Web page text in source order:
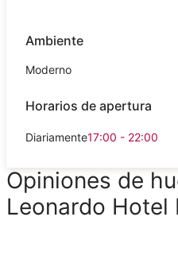
Ambiente
Moderno
Horarios de apertura
Diariamente17:00 - 22:00
Opiniones de
Leonardo Hotel